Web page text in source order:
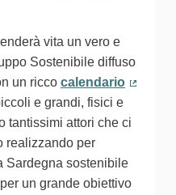
vita un vero e
Sostenibile diffuso
un ricco calendario
e grandi, fisici e
tantissimi attori che ci
realizzando per
Sardegna sostenibile
un grande obiettivo